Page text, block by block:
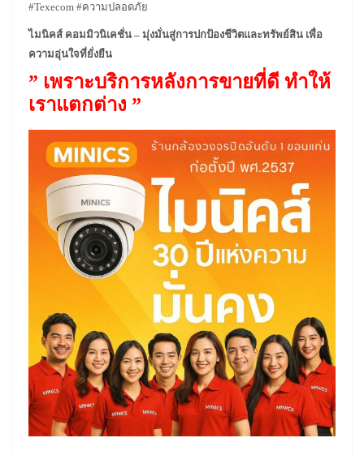
#Texecom #ความปลอดภัย
ไมนิคส์ คอมมิวนิเคชั่น – มุ่งมั่นสู่การปกป้องชีวิตและทรัพย์สิน เพื่อ
ความอุ่นใจที่ยั่งยืน
” เพราะบริการหลังการขายที่ดี ทำให้
เราแตกต่าง ”